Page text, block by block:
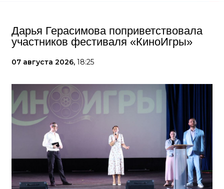
Дарья Герасимова поприветствовала
участников фестиваля «КиноИгры»
07 августа 2026, 18:25